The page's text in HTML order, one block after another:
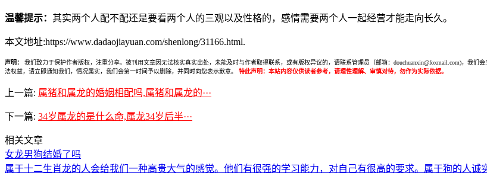
温馨提示： 其实两个人配不配还是要看两个人的三观以及性格的，感情需要两个人一起经营才能走向长久。
本文地址:https://www.dadaojiayuan.com/shenlong/31166.html.
声明：
我们致力于保护作者版权，注重分享。被刊用文章因无法核实真实出处，未能及时与作者取得联系，或有版权异议的，请联系管理员（邮箱：douchuanxin@foxmail.com)，我
法权益，请立即通知我们，情况属实，我们会第一时间予以删除，并同时向您表示歉意。
特此声明：本站内容仅供读者参考，请理性理解、审慎对待，勿作为实际依据。
上一篇: 属猪和属龙的婚姻相配吗,属猪和属龙的···
下一篇: 34岁属龙的是什么命,属龙34岁后半···
相关文章
女龙男狗结婚了吗
属于十二生肖龙的人会给我们一种高贵大气的感觉。他们有很强的学习能力，对自己有很高的要求。属于狗的人